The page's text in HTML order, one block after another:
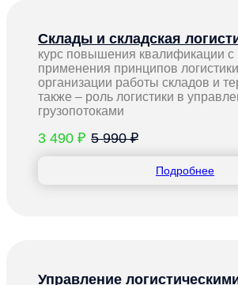
Склады и складская
курс повышения квалификации с
применения принципов
организации работы складов и
также – роль логистики в
грузопотоками
3 490 ₽ 5 990 ₽
Подробнее
Управление